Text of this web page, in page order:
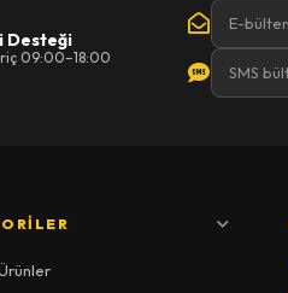
Desteği
09:00–18:00